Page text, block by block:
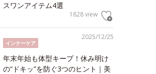
スワンアイテム4選
1828 view
2025/12/25
インナーケア
年末年始も体型キープ！休み明け
の“ドキッ”を防ぐ3つのヒント｜美